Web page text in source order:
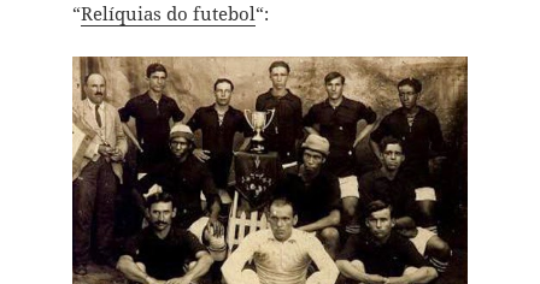
“Relíquias do futebol“: